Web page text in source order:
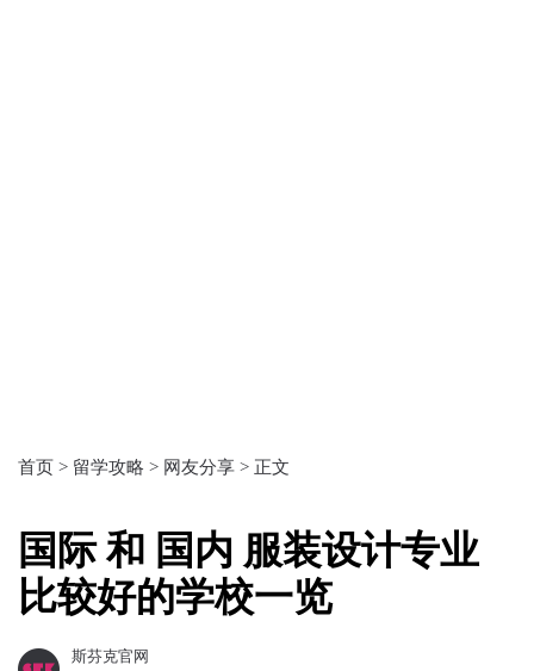
首页 > 留学攻略 > 网友分享 > 正文
国际​ 和 ​国内 服装设计专业
比较好的学校一览
斯芬克官网